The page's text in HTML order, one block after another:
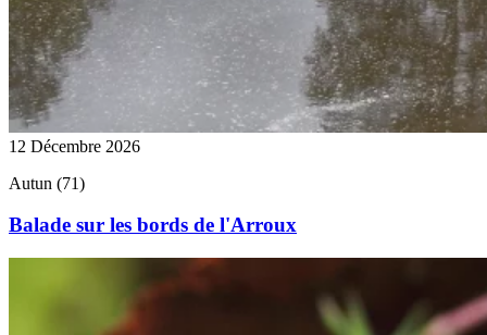
12 Décembre 2026
Autun (71)
Balade sur les bords de l'Arroux